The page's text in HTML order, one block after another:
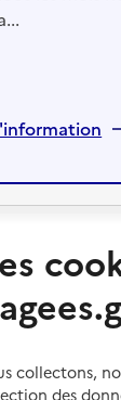
Bénéficier de
Aides
collectons,
des